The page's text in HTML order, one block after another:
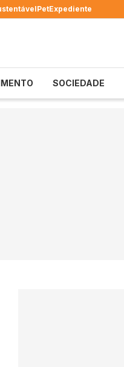
PetExpediente
SOCIEDADE